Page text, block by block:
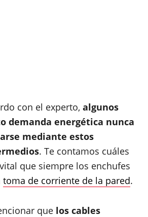
con el experto, algunos
demanda energética nunca
mediante estos
. Te contamos cuáles
que siempre los enchufes
toma de corriente de la pared.
que los cables